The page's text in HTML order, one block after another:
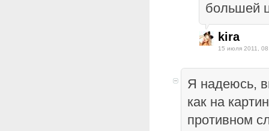
большей
kira
15 июля 2011,
Я надеюсь,
как на
противном